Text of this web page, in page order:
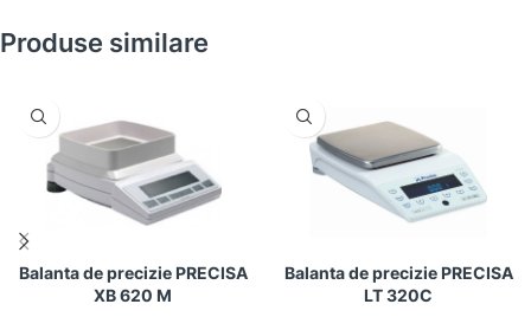
Produse similare
Balanta de precizie PRECISA
XB 620 M
Balanta de precizie PRECISA
LT 320C